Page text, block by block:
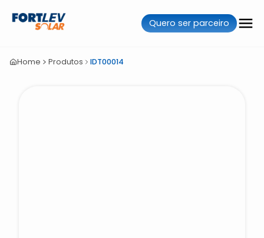
Quero ser parceiro
Home Produtos IDT00014